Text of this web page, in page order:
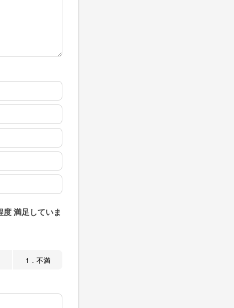
満足していま
1．不満